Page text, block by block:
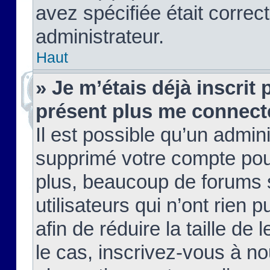
avez spécifiée était
administrateur.
Haut
» Je m’étais déjà inscrit
présent plus me
Il est possible qu’un
supprimé votre compte
plus, beaucoup de
utilisateurs qui n’ont rien
afin de réduire la taille de
le cas, inscrivez-vous à